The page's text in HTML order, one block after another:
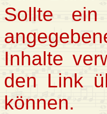
Sollte
Inhalte
den Link
können.